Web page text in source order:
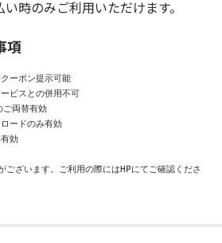
時のみご利用いただけます。
項
ーポン提示可能
ビスとの併用不可
両替有効
ードのみ有効
効
ございます。ご利用の際にはHPにてご確認くださ